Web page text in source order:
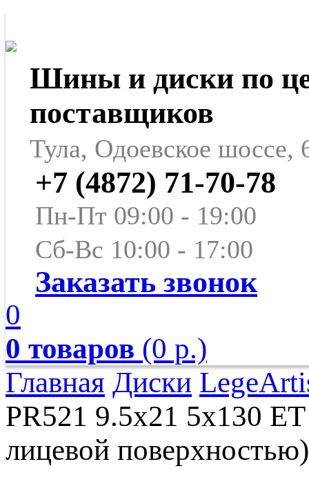
Шины и диски по
поставщиков
Тула, Одоевское шоссе,
+7 (4872) 71-70-78
Пн-Пт 09:00 - 19:00
Сб-Вс 10:00 - 17:00
Заказать звонок
0
0 товаров (0 р.)
Главная Диски
PR521 9.5x21 5x130
лицевой поверхностью)